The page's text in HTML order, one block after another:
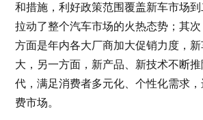
和措施，利好政策范围覆盖新车市场到
拉动了整个汽车市场的火热态势；其
方面是年内各大厂商加大促销力度，
大，另一方面，新产品、新技术不断
代，满足消费者多元化、个性化需求
费市场。